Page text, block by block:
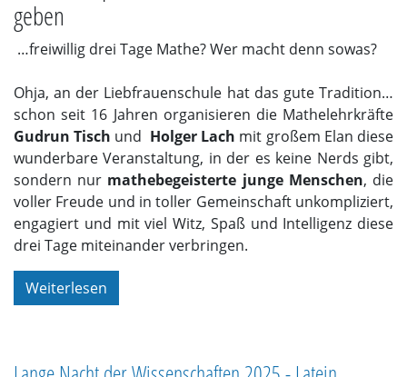
geben
…freiwillig drei Tage Mathe? Wer macht denn sowas?
Ohja, an der Liebfrauenschule hat das gute Tradition…
schon seit 16 Jahren organisieren die Mathelehrkräfte
Gudrun Tisch und Holger Lach mit großem Elan diese
wunderbare Veranstaltung, in der es keine Nerds gibt,
sondern nur mathebegeisterte junge Menschen, die
voller Freude und in toller Gemeinschaft unkompliziert,
engagiert und mit viel Witz, Spaß und Intelligenz diese
drei Tage miteinander verbringen.
Weiterlesen